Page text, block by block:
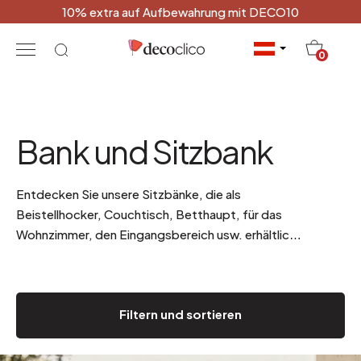
10% extra auf Aufbewahrung mit DECO10
0
Bank und Sitzbank
Entdecken Sie unsere Sitzbänke, die als
Beistellhocker, Couchtisch, Betthaupt, für das
Wohnzimmer, den Eingangsbereich usw. erhältlich
Filtern und sortieren